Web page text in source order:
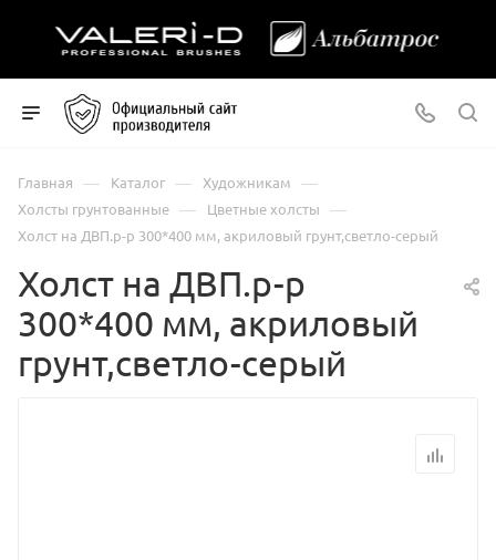
Главная — Каталог — Художникам —
Холсты грунтованные — Цветные холсты —
Холст на ДВП.р-р 300*400 мм, акриловый грунт,светло-серый
Холст на ДВП.р-р
300*400 мм, акриловый
грунт,светло-серый